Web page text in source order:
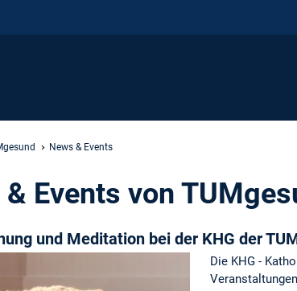
News & Events
& Events von
und Meditation bei der KHG der
Die KHG -